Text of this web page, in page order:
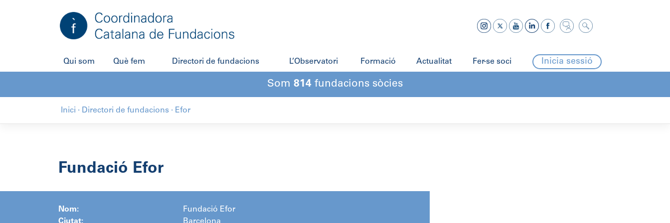
Qui som Què fem Directori de fundacions L’Observatori Formació Actualitat Fer-se soci Inicia sessió
Som 814 fundacions sòcies
Inici · Directori de fundacions · Efor
Fundació Efor
Nom:
Fundació Efor